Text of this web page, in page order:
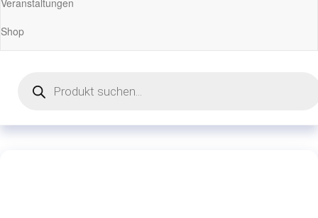
Shop
search